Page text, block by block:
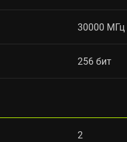
30000 МГц
256 бит
2